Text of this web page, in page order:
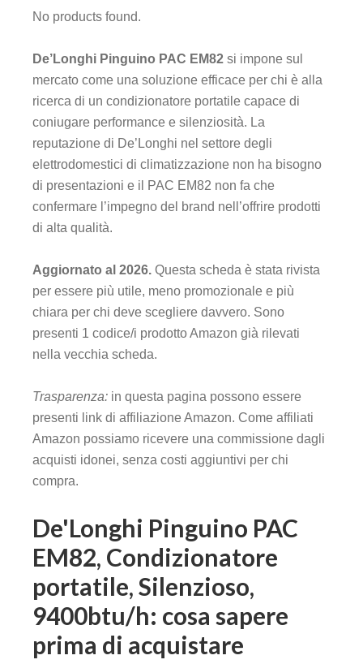
No products found.
De’Longhi Pinguino PAC EM82 si impone sul
mercato come una soluzione efficace per chi è alla
ricerca di un condizionatore portatile capace di
coniugare performance e silenziosità. La
reputazione di De’Longhi nel settore degli
elettrodomestici di climatizzazione non ha bisogno
di presentazioni e il PAC EM82 non fa che
confermare l’impegno del brand nell’offrire prodotti
di alta qualità.
Aggiornato al 2026. Questa scheda è stata rivista
per essere più utile, meno promozionale e più
chiara per chi deve scegliere davvero. Sono
presenti 1 codice/i prodotto Amazon già rilevati
nella vecchia scheda.
Trasparenza: in questa pagina possono essere
presenti link di affiliazione Amazon. Come affiliati
Amazon possiamo ricevere una commissione dagli
acquisti idonei, senza costi aggiuntivi per chi
compra.
De'Longhi Pinguino PAC
EM82, Condizionatore
portatile, Silenzioso,
9400btu/h: cosa sapere
prima di acquistare